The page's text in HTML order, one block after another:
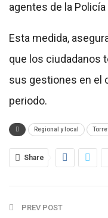
agentes de la Policía
Esta medida,
que los ciudadanos
sus gestiones en el
periodo.
Regional y local
Share
PREV POST